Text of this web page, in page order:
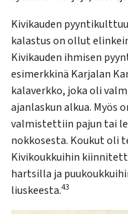
Kivikauden
kalastus on ollut
Kivikauden ihmisen
esimerkkinä Karjalan
kalaverkko, joka oli
ajanlaskun alkua. Myös
valmistettiin pajun tai
nokkosesta. Koukut oli
Kivikoukkuihin
hartsilla ja
liuskeesta.43